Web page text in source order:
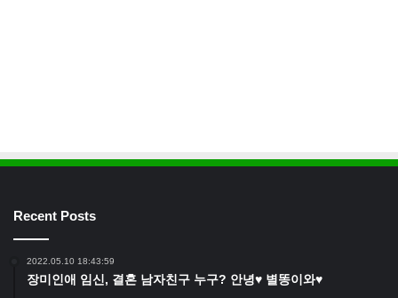
Recent Posts
2022.05.10 18:43:59
장미인애 임신, 결혼 남자친구 누구? 안녕♥ 별똥이와♥